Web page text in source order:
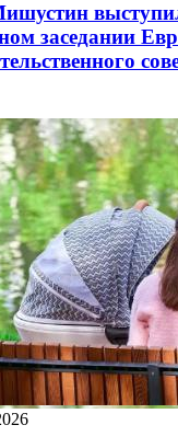
заседании